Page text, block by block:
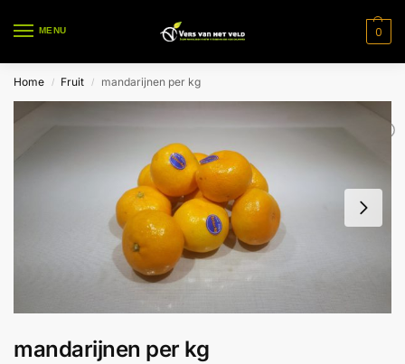
MENU 0
Home / Fruit / mandarijnen per kg
mandarijnen per kg